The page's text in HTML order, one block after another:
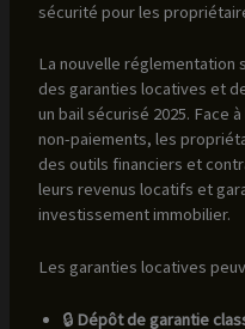
sécurité pour les
La nouvelle réglementation
des garanties locatives et
un bail sécurisé 2025. Face
non-paiements, les
des outils financiers et
leurs revenus locatifs et
investissement immobilier.
Les garanties locatives
🔒 Dépôt de garantie